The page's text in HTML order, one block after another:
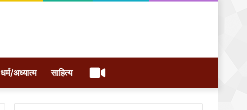
धर्म/अध्यात्म साहित्य वीडियो